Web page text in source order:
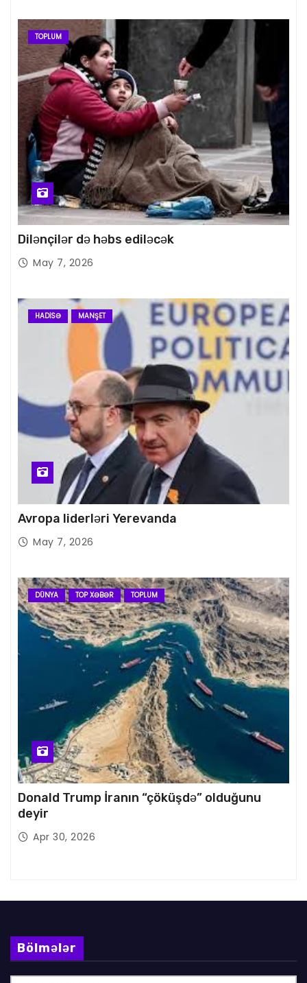
TOPLUM
Dilənçilər də həbs ediləcək
May 7, 2026
HADISƏ MANŞET
Avropa liderləri Yerevanda
May 7, 2026
DÜNYA TOP XƏBƏR TOPLUM
Donald Trump İranın “çöküşdə” olduğunu
deyir
Apr 30, 2026
Bölmələr